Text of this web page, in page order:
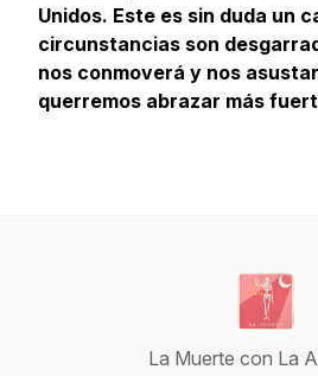
Unidos. Este es sin duda un
circunstancias son
nos conmoverá y nos
querremos abrazar más
La Muerte con La